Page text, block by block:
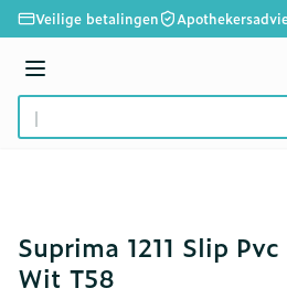
Ga naar de inhoud
Veilige betalingen
Menu
Product, merk, categorie...
Suprima 1211 Slip
Wit T58